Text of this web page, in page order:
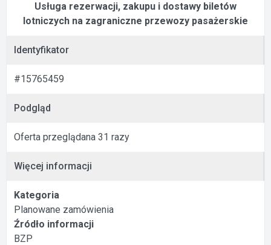
Usługa rezerwacji, zakupu i dostawy biletów
lotniczych na zagraniczne przewozy pasażerskie
Identyfikator
#15765459
Podgląd
Oferta przeglądana 31 razy
Więcej informacji
Kategoria
Planowane zamówienia
Źródło informacji
BZP